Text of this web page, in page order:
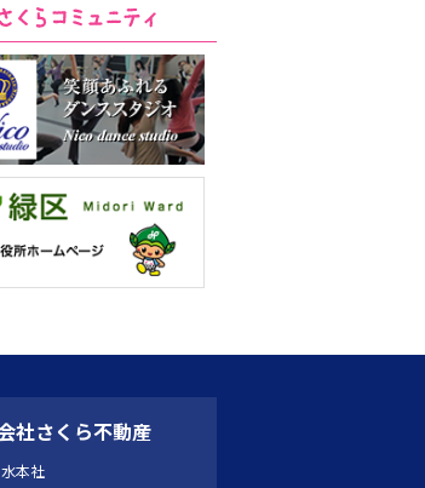
社さくら不動産
本社